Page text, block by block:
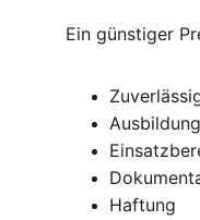
Ein günstiger
Ausbildung
Haftung